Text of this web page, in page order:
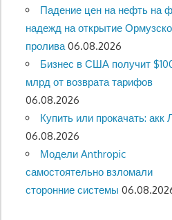
Падение цен на нефть на
надежд на открытие
пролива 06.08.2026
Бизнес в США получит
млрд от возврата тарифов
06.08.2026
Купить или прокачать: акк
06.08.2026
Модели Anthropic
самостоятельно взломали
сторонние системы